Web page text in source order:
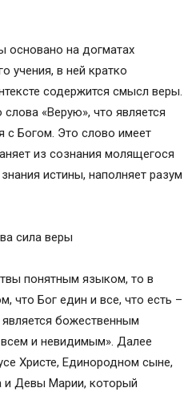
основано на догматах
учения, в ней кратко
содержится смысл веры.
«Верую», что является
с Богом. Это слово имеет
из сознания молящегося
истины, наполняет разум
понятным языком, то в
что Бог един и все, что есть –
божественным
и невидимым». Далее
Христе, Единородном сыне,
и Девы Марии, который